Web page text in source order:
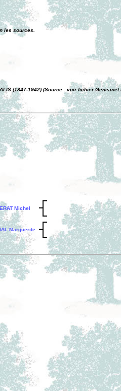
les sources.
(1847-1942) (Source : voir fichier Geneanet
Michel
Marguerite